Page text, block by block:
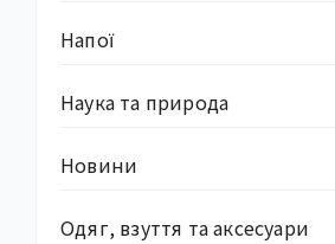
Напої
Наука та природа
Новини
Одяг, взуття та аксесуари